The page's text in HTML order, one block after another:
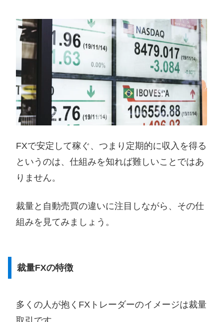
FXで安定して稼ぐ、つまり定期的に収入を得る
というのは、仕組みを知れば難しいことではあ
りません。
裁量と自動売買の違いに注目しながら、その仕
組みを見てみましょう。
裁量FXの特徴
多くの人が抱くFXトレーダーのイメージは裁量